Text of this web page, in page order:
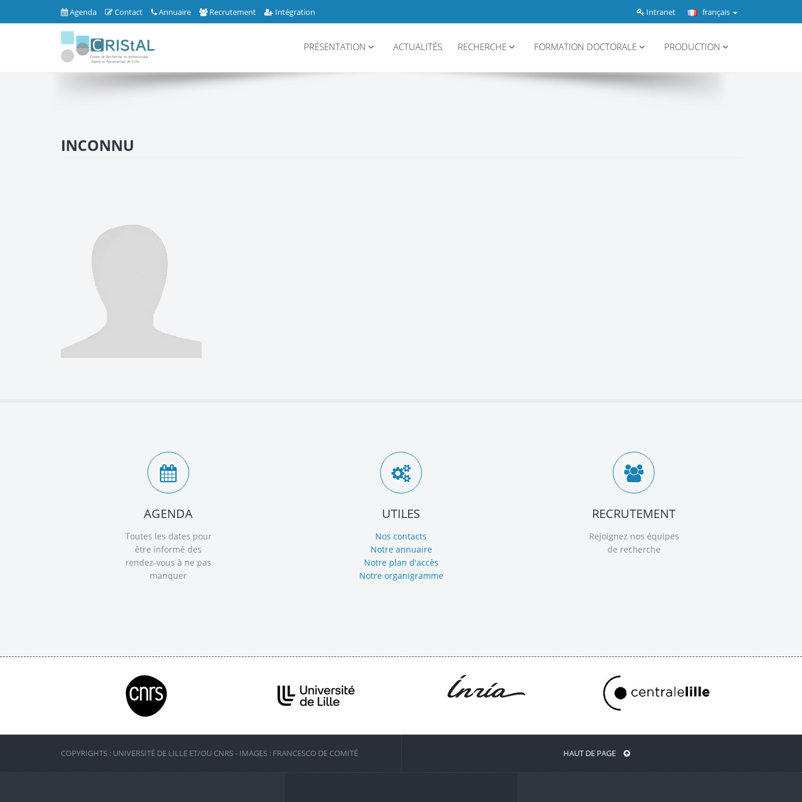
Agenda Contact Annuaire Recrutement Intégration français
Intranet
PRÉSENTATION ACTUALITÉS RECHERCHE FORMATION DOCTORALE PRODUCTION
INCONNU
AGENDA
Toutes les dates pour
être informé des
rendez-vous à ne pas
manquer
UTILES
Nos contacts
Notre annuaire
Notre plan d'accès
Notre organigramme
RECRUTEMENT
Rejoignez nos équipes
de recherche
COPYRIGHTS : UNIVERSITÉ DE LILLE ET/OU CNRS - IMAGES : FRANCESCO DE COMITÉ HAUT DE PAGE